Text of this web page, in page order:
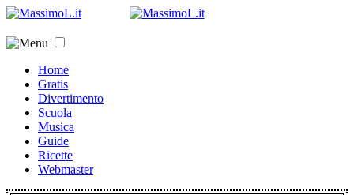
Home
Gratis
Divertimento
Scuola
Musica
Guide
Ricette
Webmaster